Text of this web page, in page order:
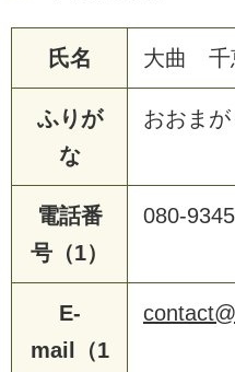
氏名 大曲 千
ふりが
な
おおまが
電話番
号（1）
080-
E-
mail（1